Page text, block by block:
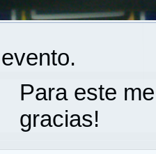
Para este
gracias!